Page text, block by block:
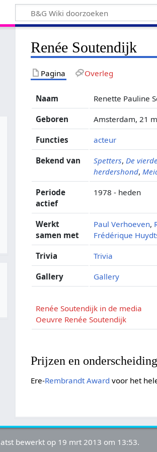
Renée Soutendijk
Pagina Overleg
Naam Renette Pauline
Geboren Amsterdam, 21
Functies acteur
Bekend van Spetters, De
herdershond,
Periode
actief
1978 - heden
Werkt
samen met
Paul Verhoeven,
Frédérique
Trivia Trivia
Gallery Gallery
Renée Soutendijk in de media
Oeuvre Renée Soutendijk
Prijzen en
Ere-Rembrandt Award voor het
bewerkt op 19 mrt 2013 om 13:53.